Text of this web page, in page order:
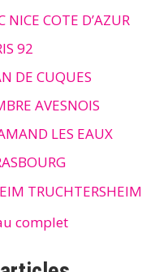
NICE COTE D’AZUR
92
DE CUQUES
AVESNOIS
LES EAUX
TRUCHTERSHEIM
complet